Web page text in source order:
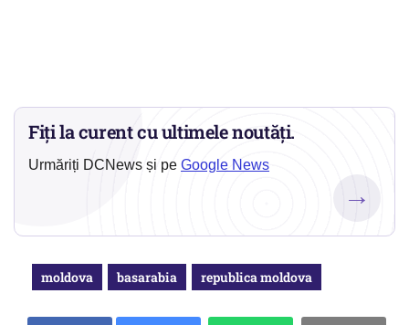
Fiți la curent cu ultimele noutăți.
Urmăriți DCNews și pe Google News
→
moldova basarabia republica moldova